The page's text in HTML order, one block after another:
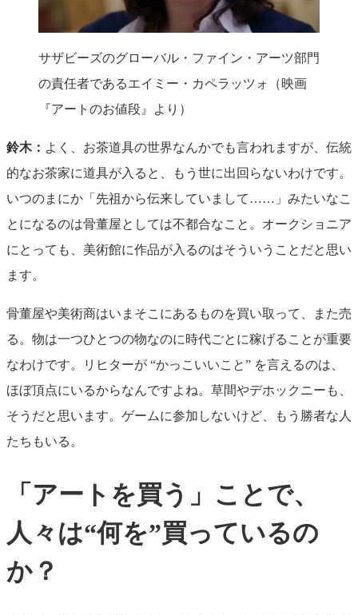
サザビーズのグローバル・ファイン・アーツ部門
の責任者であるエイミー・カペラッツォ（映画
『アートのお値段』より）
鈴木： よく、お茶道具の世界なんかでも言われますが、伝統
的なお茶家に道具が入ると、もう世に出回らないわけです。
いつのまにか「先祖から伝来していまして……」みたいなこ
とになるのは骨董屋としては不都合なこと。オークショニア
にとっても、美術館に作品が入るのはそういうことだと思い
ます。
骨董屋や美術商はいまそこにあるものを買い取って、また売
る。物は一つひとつの物なのに時代ごとに稼げることが重要
なわけです。リヒターが “かっこいいこと” を言えるのは、
ほぼ頂点にいるからなんですよね。草間やデホックニーも、
そうだと思います。ゲームに参加しないけど、もう勝者な人
たちもいる。
「アートを買う」ことで、
人々は“何を”買っているの
か？